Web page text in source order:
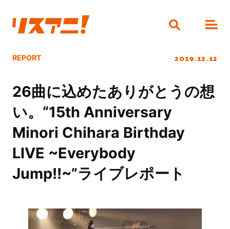
REPORT 2019.12.12
26曲に込めたありがとうの想
い。“15th Anniversary
Minori Chihara Birthday
LIVE ~Everybody
Jump!!~”ライブレポート